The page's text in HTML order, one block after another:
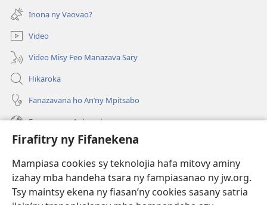
Firafitry ny Fifanekena
Mampiasa cookies sy teknolojia hafa mitovy aminy
izahay mba handeha tsara ny fampiasanao ny jw.org.
Tsy maintsy ekena ny fiasan’ny cookies sasany satria
rohy) Inona ny Vaovao?
Video
Video Misy Feo Manazava Sary
Hikaroka
Fanazavana ho An’ny Mpitsabo
Fanazavana Ankapobeny
Fanampiana
Fanomezana
(manokatra
rohy)